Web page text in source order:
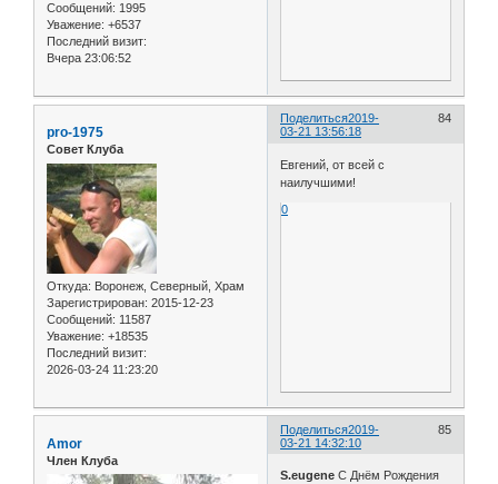
Сообщений: 1995
Уважение: +6537
Последний визит:
Вчера 23:06:52
Поделиться 84
2019-
03-21 13:56:18
pro-1975
Совет Клуба
Откуда: Воронеж, Северный, Храм
Зарегистрирован: 2015-12-23
Сообщений: 11587
Уважение: +18535
Последний визит:
2026-03-24 11:23:20
Евгений, от всей с
наилучшими!
0
Поделиться 85
2019-
03-21 14:32:10
Amor
Член Клуба
S.eugene С Днём Рождения